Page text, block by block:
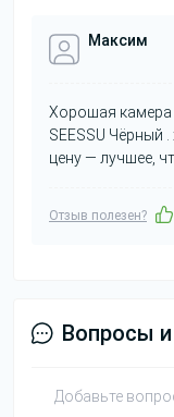
Максим
Хорошая камера
SEESSU Чёрный
цену — лучшее,
Отзыв полезен?
Вопросы
Добавьте